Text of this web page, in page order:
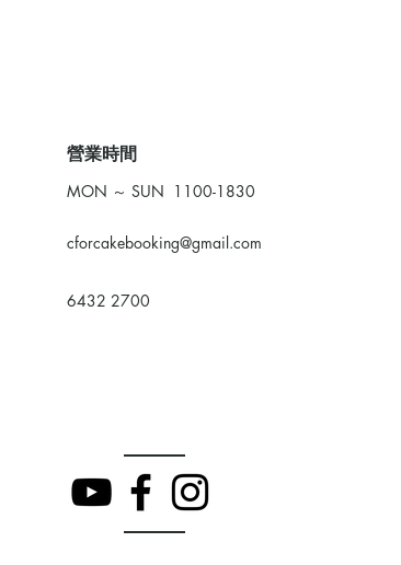
​營業時間
MON ～ SUN 1100-1830
cforcakebooking@gmail.com
6432 2700